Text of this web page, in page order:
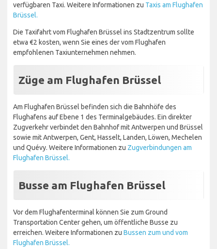
verfügbaren Taxi. Weitere Informationen zu Taxis am Flughafen
Brüssel.
Die Taxifahrt vom Flughafen Brüssel ins Stadtzentrum sollte
etwa €2 kosten, wenn Sie eines der vom Flughafen
empfohlenen Taxiunternehmen nehmen.
Züge am Flughafen Brüssel
Am Flughafen Brüssel befinden sich die Bahnhöfe des
Flughafens auf Ebene 1 des Terminalgebäudes. Ein direkter
Zugverkehr verbindet den Bahnhof mit Antwerpen und Brüssel
sowie mit Antwerpen, Gent, Hasselt, Landen, Löwen, Mechelen
und Quévy. Weitere Informationen zu Zugverbindungen am
Flughafen Brüssel.
Busse am Flughafen Brüssel
Vor dem Flughafenterminal können Sie zum Ground
Transportation Center gehen, um öffentliche Busse zu
erreichen. Weitere Informationen zu Bussen zum und vom
Flughafen Brüssel.